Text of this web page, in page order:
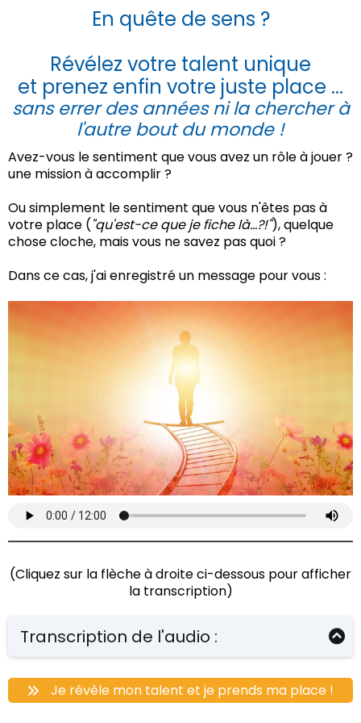
En quête de sens ?
Révélez votre talent unique
et prenez enfin votre juste place ...
sans errer des années ni la chercher à
l'autre bout du monde !
Avez-vous le sentiment que vous avez un rôle à jouer ?
une mission à accomplir ?
Ou simplement le sentiment que vous n'êtes pas à
votre place ("qu'est-ce que je fiche là…?!"), quelque
chose cloche, mais vous ne savez pas quoi ?
Dans ce cas, j'ai enregistré un message pour vous :
(Cliquez sur la flèche à droite ci-dessous pour afficher
la transcription)
Transcription de l'audio :
Bonjour, ici Jean‑Philippe, et j’aimerais vous
parler d’un sujet qui me tient à cœur : letalent de
vie
Je révèle mon talent et je prends ma place !